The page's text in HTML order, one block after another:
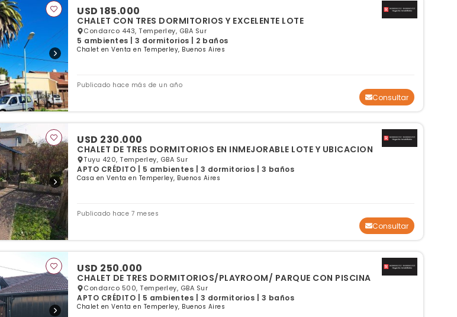
USD 185.000
CHALET CON TRES DORMITORIOS Y EXCELENTE LOTE
Condarco 443, Temperley, GBA Sur
5 ambientes | 3 dormitorios | 2 baños
Chalet en Venta en Temperley, Buenos Aires
Publicado hace más de un año
Consultar
USD 230.000
CHALET DE TRES DORMITORIOS EN INMEJORABLE LOTE Y UBICACION
Tuyu 420, Temperley, GBA Sur
APTO CRÉDITO | 5 ambientes | 3 dormitorios | 3 baños
Casa en Venta en Temperley, Buenos Aires
Publicado hace 7 meses
Consultar
USD 250.000
CHALET DE TRES DORMITORIOS/PLAYROOM/ PARQUE CON PISCINA
Condarco 500, Temperley, GBA Sur
APTO CRÉDITO | 5 ambientes | 3 dormitorios | 3 baños
Chalet en Venta en Temperley, Buenos Aires